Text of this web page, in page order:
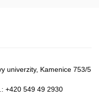
univerzity, Kamenice 753/5​
+420 549 49 2930